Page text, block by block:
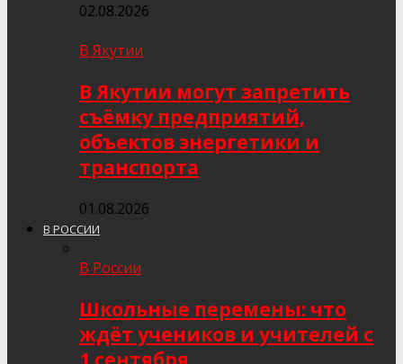
02.08.2026
В Якутии
В Якутии могут запретить
съёмку предприятий,
объектов энергетики и
транспорта
01.08.2026
В РОССИИ
В России
Школьные перемены: что
ждёт учеников и учителей с